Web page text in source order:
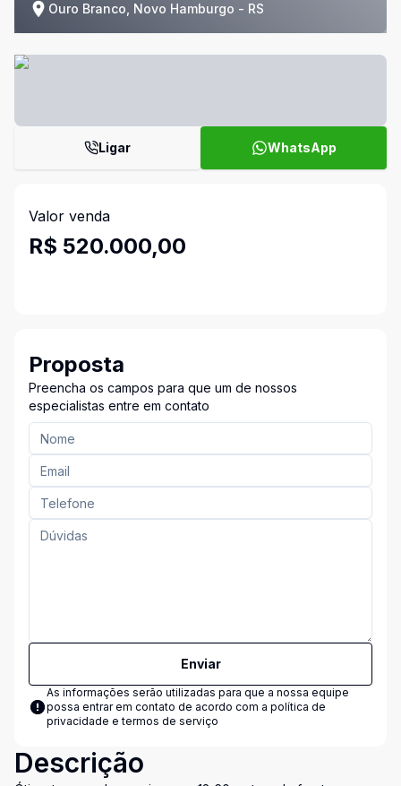
Ouro Branco, Novo Hamburgo - RS
Ligar WhatsApp
Valor venda
R$ 520.000,00
Proposta
Preencha os campos para que um de nossos
especialistas entre em contato
Enviar
As informações serão utilizadas para que a nossa equipe
possa entrar em contato de acordo com a política de
privacidade e termos de serviço
Descrição